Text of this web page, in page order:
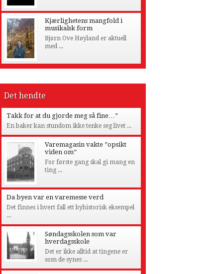
Kjærlighetens mangfold i
musikalsk form
Bjørn Ove Høyland er aktuell
med ...
Det hendte
Takk for at du gjorde meg så fine…”
En baker kan stundom ikke tenke seg livet ...
Varemagasin vakte ”opsikt
viden om”
For første gang skal gi mang en
ting ...
Da byen var en varemesse verd
Det finnes i hvert fall ett byhistorisk eksempel
...
Søndagsskolen som var
hverdagsskole
Det er ikke alltid at tingene er
som de synes ...